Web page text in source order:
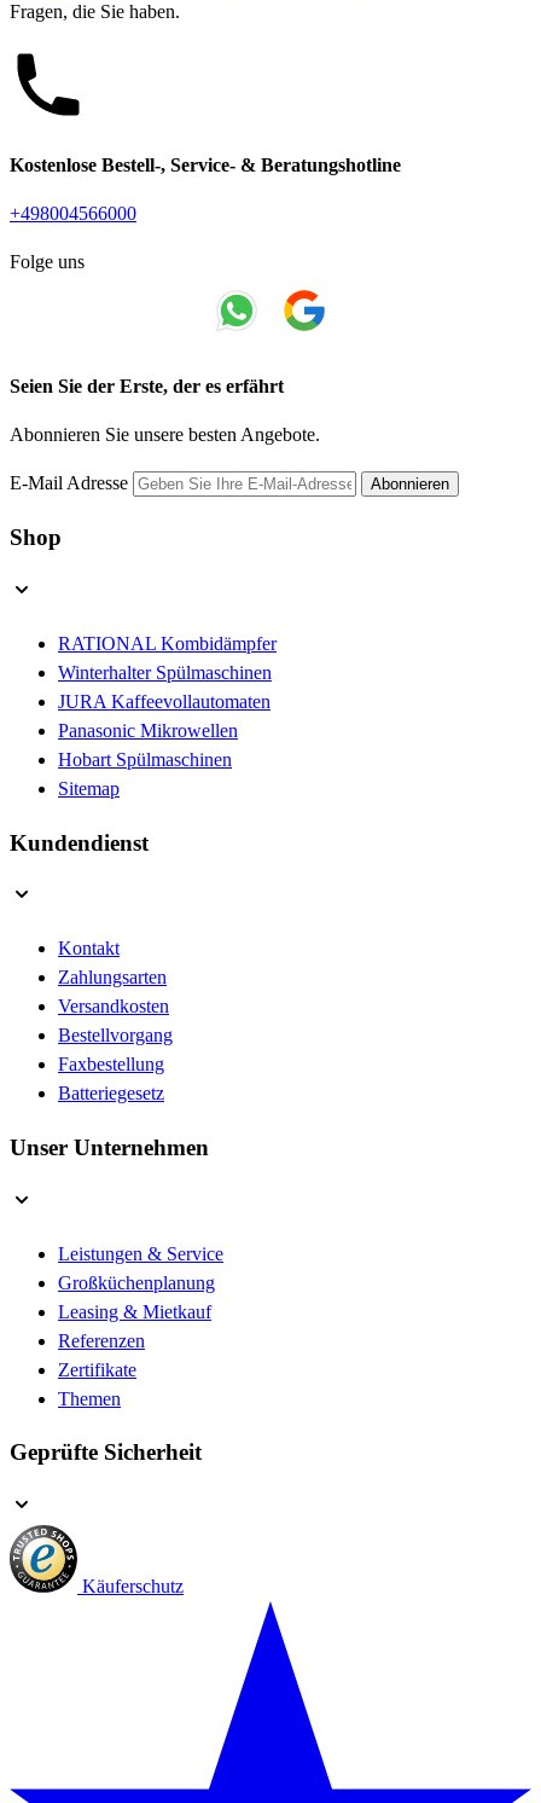
Fragen, die Sie haben.
Kostenlose Bestell-, Service- & Beratungshotline
+498004566000
Folge uns
Seien Sie der Erste, der es erfährt
Abonnieren Sie unsere besten Angebote.
E-Mail Adresse Abonnieren
Shop
RATIONAL Kombidämpfer
Winterhalter Spülmaschinen
JURA Kaffeevollautomaten
Panasonic Mikrowellen
Hobart Spülmaschinen
Sitemap
Kundendienst
Kontakt
Zahlungsarten
Versandkosten
Bestellvorgang
Faxbestellung
Batteriegesetz
Unser Unternehmen
Leistungen & Service
Großküchenplanung
Leasing & Mietkauf
Referenzen
Zertifikate
Themen
Geprüfte Sicherheit
Käuferschutz